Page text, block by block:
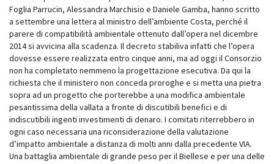
Foglia Parrucin, Alessandra Marchisio e Daniele Gamba, hanno scritto
a settembre una lettera al ministro dell’ambiente Costa, perché il
parere di compatibilità ambientale ottenuto dall’opera nel dicembre
2014 si avvicina alla scadenza. Il decreto stabiliva infatti che l’opera
dovesse essere realizzata entro cinque anni, ma ad oggi il Consorzio
non ha completato nemmeno la progettazione esecutiva. Da qui la
richiesta che il ministero non conceda proroghe e si metta una pietra
sopra ad un progetto che porterebbe a una modifica ambientale
pesantissima della vallata a fronte di discutibili benefici e di
indiscutibili ingenti investimenti di denaro. I comitati riterrebbero in
ogni caso necessaria una riconsiderazione della valutazione
d’impatto ambientale a distanza di molti anni dalla precedente VIA.
Una battaglia ambientale di grande peso per il Biellese e per una delle